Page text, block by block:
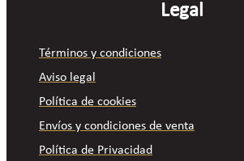
Legal
Términos y condiciones
Aviso legal
Política de cookies
Envíos y condiciones de venta
Política de Privacidad